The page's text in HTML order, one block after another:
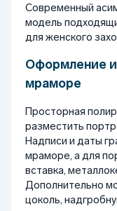
Современный
модель
для женского
Оформление и
мраморе
Просторная
разместить
Надписи и даты
мраморе, а для
вставка,
Дополнительно
цоколь,